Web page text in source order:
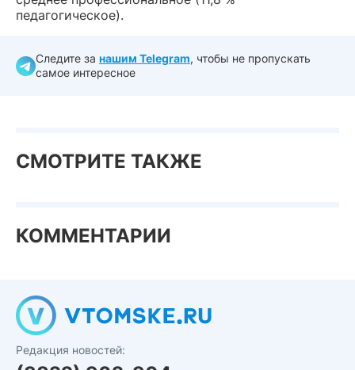
педагогическое).
Следите за нашим Telegram, чтобы не пропускать
самое интересное
СМОТРИТЕ ТАКЖЕ
КОММЕНТАРИИ
Редакция новостей: